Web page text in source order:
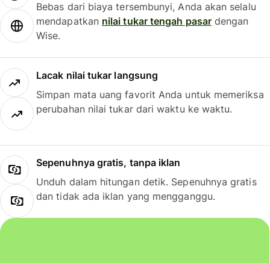
Bebas dari biaya tersembunyi, Anda akan selalu
mendapatkan nilai tukar tengah pasardengan
Wise.
Lacak nilai tukar langsung
Simpan mata uang favorit Anda untuk memeriksa
perubahan nilai tukar dari waktu ke waktu.
Sepenuhnya gratis, tanpa iklan
Unduh dalam hitungan detik. Sepenuhnya gratis
dan tidak ada iklan yang mengganggu.